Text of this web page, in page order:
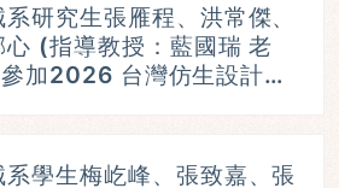
研究生張雁程、洪常傑、
心 (指導教授：藍國瑞 老
加2026 台灣仿生設計競
系學生梅屹峰、張致嘉、張